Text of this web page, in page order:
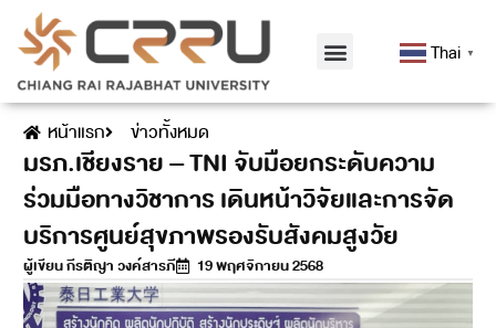
Thai ▼
หน้าแรก ข่าวทั้งหมด
มรภ.เชียงราย – TNI จับมือยกระดับความ
ร่วมมือทางวิชาการ เดินหน้าวิจัยและการจัด
บริการศูนย์สุขภาพรองรับสังคมสูงวัย
ผู้เขียนกีรติญา วงค์สารภี 19 พฤศจิกายน 2568